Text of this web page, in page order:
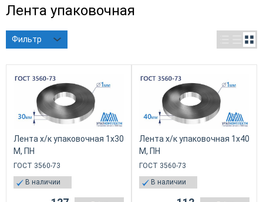
Лента упаковочная
Фильтр
Лента х/к упаковочная 1х30
М, ПН
ГОСТ 3560-73
В наличии
Лента х/к упаковочная 1x40
М, ПН
ГОСТ 3560-73
В наличии